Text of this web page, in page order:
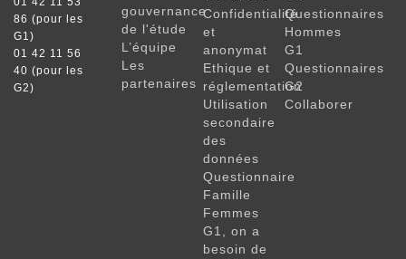
gouvernance
de l'étude
L’équipe
Les
partenaires
Confidentialité
et
anonymat
Ethique et
réglementation
Utilisation
secondaire
des
données
Questionnaire
Famille
Femmes
G1, on a
besoin de
Questionnaires
Hommes
G1
Questionnaires
G2
Collaborer
86 (pour les
G1)
01 42 11 56
40 (pour les
G2)